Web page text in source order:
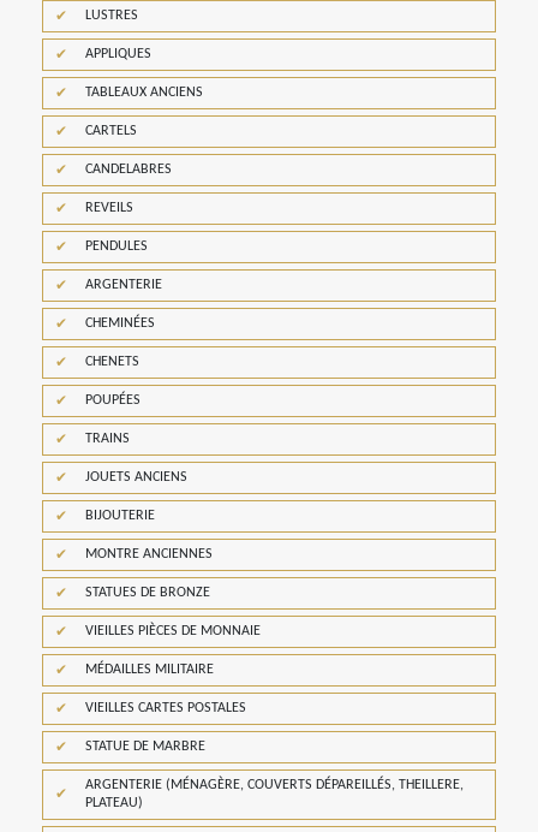
LUSTRES
APPLIQUES
TABLEAUX ANCIENS
CARTELS
CANDELABRES
REVEILS
PENDULES
ARGENTERIE
CHEMINÉES
CHENETS
POUPÉES
TRAINS
JOUETS ANCIENS
BIJOUTERIE
MONTRE ANCIENNES
STATUES DE BRONZE
VIEILLES PIÈCES DE MONNAIE
MÉDAILLES MILITAIRE
VIEILLES CARTES POSTALES
STATUE DE MARBRE
ARGENTERIE (MÉNAGÈRE, COUVERTS DÉPAREILLÉS, THEILLERE,
PLATEAU)